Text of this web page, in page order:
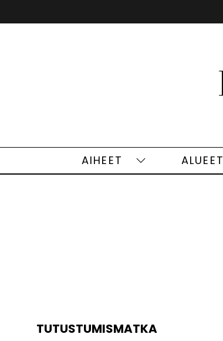
AIHEET
Aiheet
ALUEET
TUTUSTUMISMATKA